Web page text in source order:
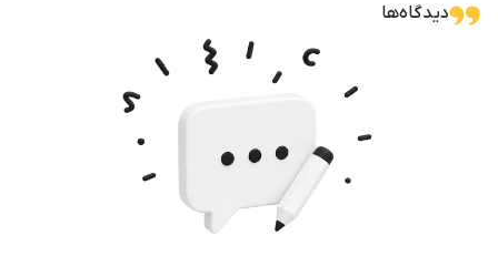
دیدگاه‌ها